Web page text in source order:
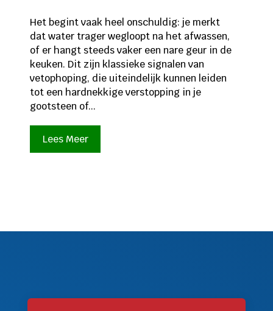
Het begint vaak heel onschuldig: je merkt
dat water trager wegloopt na het afwassen,
of er hangt steeds vaker een nare geur in de
keuken. Dit zijn klassieke signalen van
vetophoping, die uiteindelijk kunnen leiden
tot een hardnekkige verstopping in je
gootsteen of...
Lees Meer